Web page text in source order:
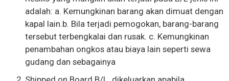
adalah: a. Kemungkinan barang akan dimuat dengan
kapal lain.b. Bila terjadi pemogokan, barang-barang
tersebut terbengkalai dan rusak. c. Kemungkinan
penambahan ongkos atau biaya lain seperti sewa
gudang dan sebagainya